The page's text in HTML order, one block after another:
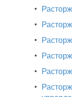
•
•
•
•
•
•